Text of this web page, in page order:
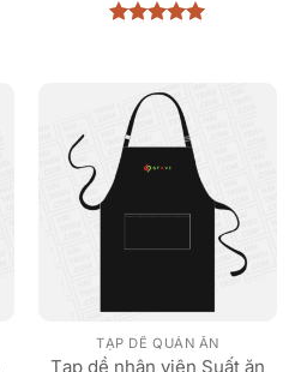
TẠP DỀ QUÁN ĂN
Tạp dề nhân viên Suất ăn